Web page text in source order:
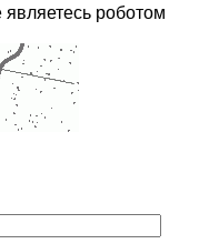
роботом